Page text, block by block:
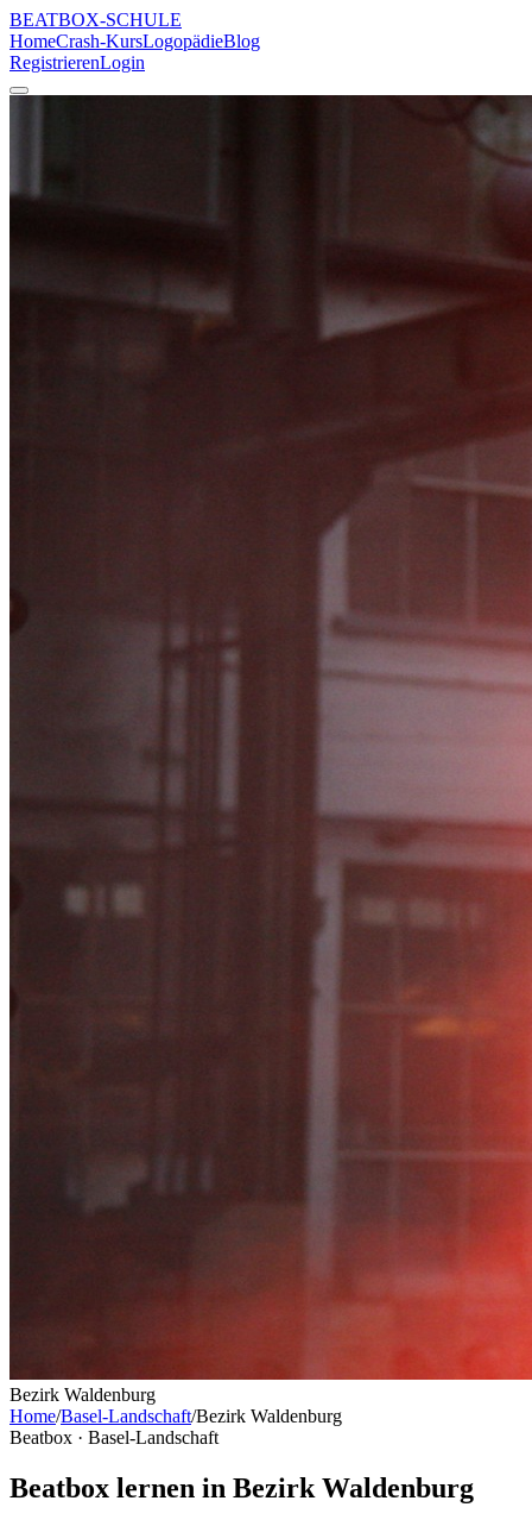
BEATBOX-SCHULE
HomeCrash-KursLogopädieBlog
RegistrierenLogin
Bezirk Waldenburg
Home/Basel-Landschaft/Bezirk Waldenburg
Beatbox · Basel-Landschaft
Beatbox lernen in Bezirk Waldenburg